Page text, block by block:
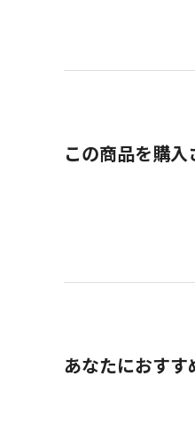
この商品を購入
あなたにおすす